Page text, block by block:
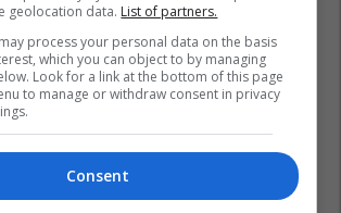
geolocation data. List of partners.
process your personal data on the basis
which you can object to by managing
Look for a link at the bottom of this page
to manage or withdraw consent in privacy
Consent